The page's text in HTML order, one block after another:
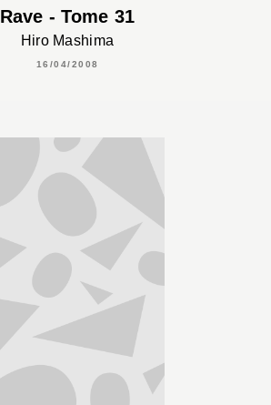
Rave - Tome 31
Hiro Mashima
16/04/2008